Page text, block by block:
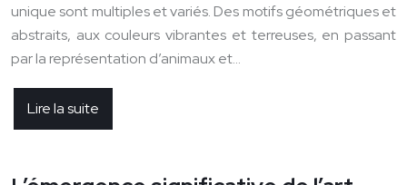
unique sont multiples et variés. Des motifs géométriques et
abstraits, aux couleurs vibrantes et terreuses, en passant
par la représentation d’animaux et…
Lire la suite